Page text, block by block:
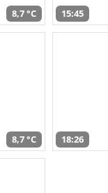
8,7 °C 15:45
8,7 °C 18:26